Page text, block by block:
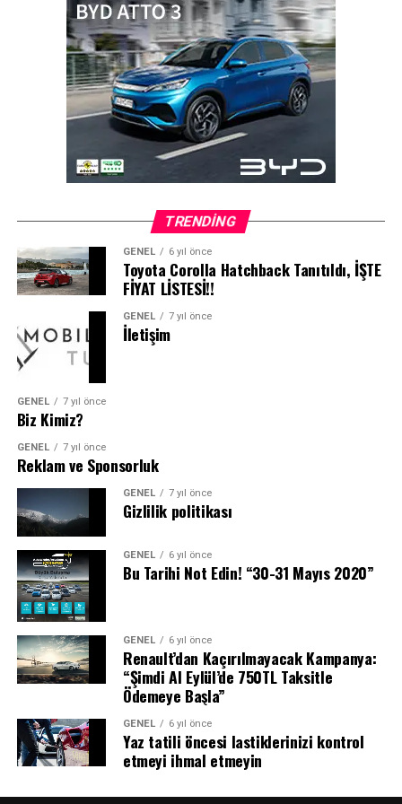
Vodafone Business iş birliğiyle gerçekleştirmiş
olduğumuz bu etkinlik serisinin çok önemli olduğunu
düşünüyorum. İşletmelerimiz bu buluşmalarla dijital
gelişimine katkı sağlarken, Vodafone Business’ın sunmuş
olduğu hizmetler sayesinde de dijital farkındalığını
artırmış olacak.”
TRENDING
GENEL 6 yıl önce
Toyota Corolla Hatchback Tanıtıldı, İŞTE
FİYAT LİSTESİ!!
GENEL 7 yıl önce
İletişim
GENEL 7 yıl önce
Biz Kimiz?
GENEL 7 yıl önce
Reklam ve Sponsorluk
GENEL 7 yıl önce
Gizlilik politikası
GENEL 6 yıl önce
Bu Tarihi Not Edin! “30-31 Mayıs 2020”
GENEL 6 yıl önce
Renault’dan Kaçırılmayacak Kampanya:
“Şimdi Al Eylül’de 750TL Taksitle
Ödemeye Başla”
GENEL 6 yıl önce
Yaz tatili öncesi lastiklerinizi kontrol
etmeyi ihmal etmeyin